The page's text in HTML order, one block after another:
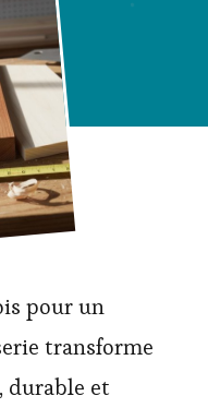
pour un
transforme
durable et